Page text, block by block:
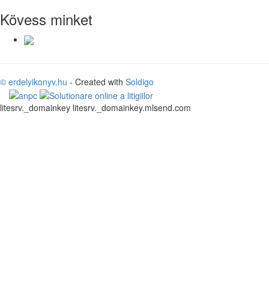
Kövess minket
© erdelyikonyv.hu - Created with Soldigo
litesrv._domainkey litesrv._domainkey.mlsend.com